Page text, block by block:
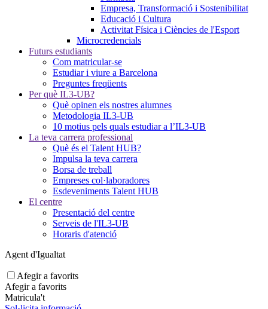
Empresa, Transformació i Sostenibilitat
Educació i Cultura
Activitat Física i Ciències de l'Esport
Microcredencials
Futurs estudiants
Com matricular-se
Estudiar i viure a Barcelona
Preguntes freqüents
Per què IL3-UB?
Què opinen els nostres alumnes
Metodologia IL3-UB
10 motius pels quals estudiar a l’IL3-UB
La teva carrera professional
Què és el Talent HUB?
Impulsa la teva carrera
Borsa de treball
Empreses col·laboradores
Esdeveniments Talent HUB
El centre
Presentació del centre
Serveis de l'IL3-UB
Horaris d'atenció
Agent d'Igualtat
Afegir a favorits
Afegir a favorits
Matricula't